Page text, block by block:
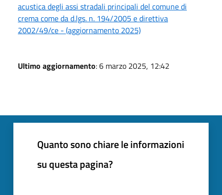
acustica degli assi stradali principali del comune di
crema come da d.lgs. n. 194/2005 e direttiva
2002/49/ce - (aggiornamento 2025)
Ultimo aggiornamento: 6 marzo 2025, 12:42
Quanto sono chiare le informazioni
su questa pagina?